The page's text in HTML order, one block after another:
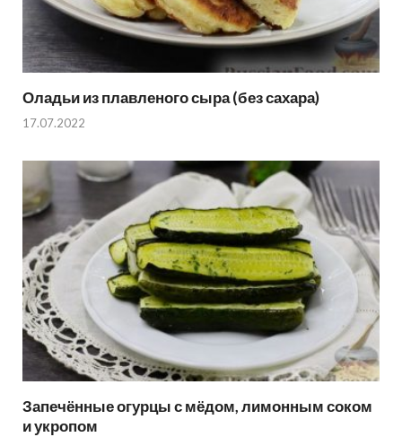
Оладьи из плавленого сыра (без сахара)
17.07.2022
Запечённые огурцы с мёдом, лимонным соком
и укропом